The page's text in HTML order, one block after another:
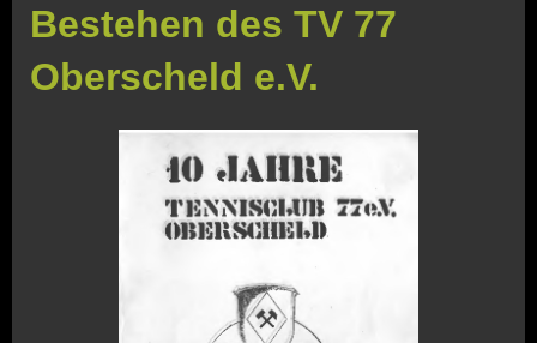
Bestehen des TV 77
Oberscheld e.V.